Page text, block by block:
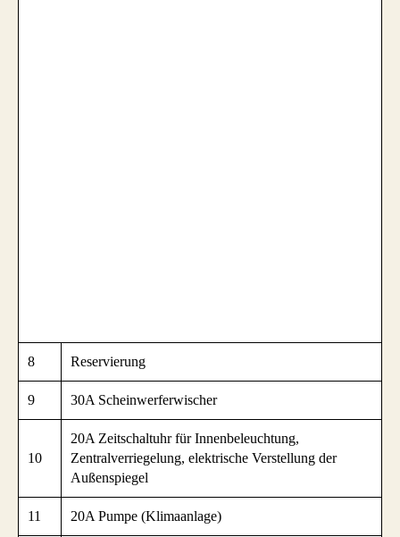
8 Reservierung
9 30A Scheinwerferwischer
10
20A Zeitschaltuhr für Innenbeleuchtung,
Zentralverriegelung, elektrische Verstellung der
Außenspiegel
11 20A Pumpe (Klimaanlage)